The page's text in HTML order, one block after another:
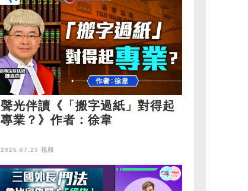
聲光伴讀《「搬字過紙」對得起
專業？》作者：徐韋
2026.07.25 視頻